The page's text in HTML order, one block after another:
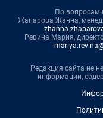
По вопросам
Жапарова Жанна,
Ревина Мария,
Редакция сайта не
информации,